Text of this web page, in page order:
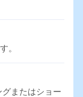
。
またはショー